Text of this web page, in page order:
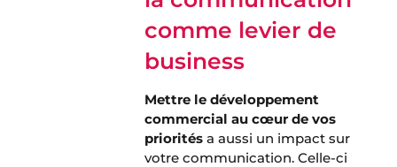
comme levier de
business
Mettre le développement
commercial au cœur de vos
priorités a aussi un impact sur
votre communication. Celle-ci